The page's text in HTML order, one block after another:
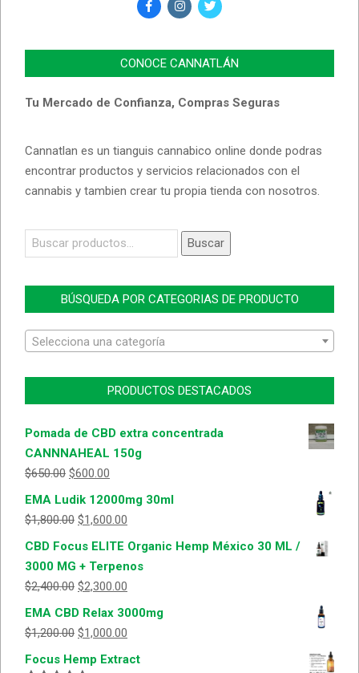
CONOCE CANNATLÁN
Tu Mercado de Confianza, Compras Seguras
Cannatlan es un tianguis cannabico online donde podras
encontrar productos y servicios relacionados con el
cannabis y tambien crear tu propia tienda con nosotros.
Buscar
por:
Buscar
BÚSQUEDA POR CATEGORIAS DE PRODUCTO
Selecciona una categoría
PRODUCTOS DESTACADOS
Pomada de CBD extra concentrada
CANNNAHEAL 150g
$650.00 $600.00
EMA Ludik 12000mg 30ml
$1,800.00 $1,600.00
CBD Focus ELITE Organic Hemp México 30 ML /
3000 MG + Terpenos
$2,400.00 $2,300.00
EMA CBD Relax 3000mg
$1,200.00 $1,000.00
Focus Hemp Extract